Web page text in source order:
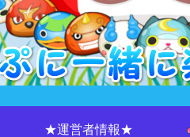
★運営者情報★